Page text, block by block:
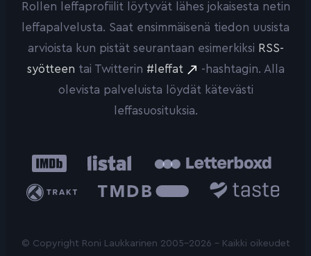
Rollen leffaprofiilit löytyvät lähes jokaisesta netin
leffapalvelusta. Saat ensimmäisenä tiedon uusista
arvioista kun pistät seurantaan esimerkiksi RSS-
syötteen tai Twitterin #leffat
-hashtagin. Alla
olevista palveluista löydät kätevästi
leffasuosituksia.
IMDb Listal
Trakt
Database
© Copyright Roni Laukkarinen 2005-2026 - Kaikki oikeudet